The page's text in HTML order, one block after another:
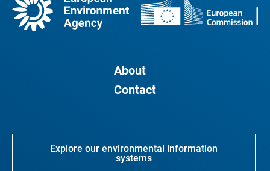
About
Contact
Explore our environmental information
systems